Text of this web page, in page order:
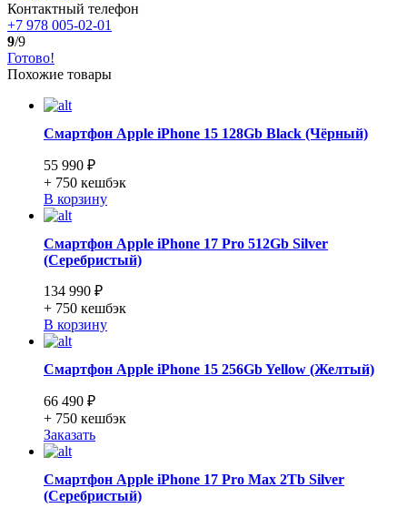
Контактный телефон
+7 978 005-02-01
9/9
Готово!
Похожие товары
Смартфон Apple iPhone 15 128Gb Black (Чёрный)
55 990 ₽
+ 750 кешбэк
В корзину
Смартфон Apple iPhone 17 Pro 512Gb Silver
(Серебристый)
134 990 ₽
+ 750 кешбэк
В корзину
Смартфон Apple iPhone 15 256Gb Yellow (Желтый)
66 490 ₽
+ 750 кешбэк
Заказать
Смартфон Apple iPhone 17 Pro Max 2Tb Silver
(Серебристый)